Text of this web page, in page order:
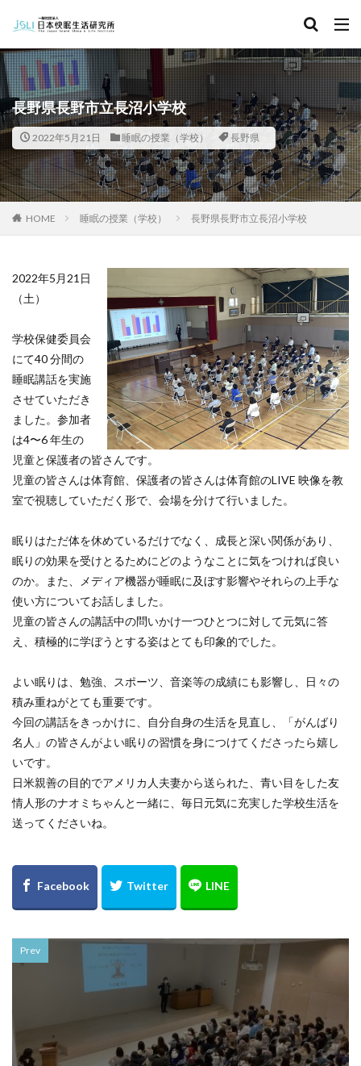
長野県長野市立長沼小学校
2022年5月21日 睡眠の授業（学校） 長野県
HOME 睡眠の授業（学校） 長野県長野市立長沼小学校
2022年5月21日
（土）
学校保健委員会
にて40 分間の
睡眠講話を実施
させていただき
ました。参加者
は4〜6 年生の
児童と保護者の皆さんです。
児童の皆さんは体育館、保護者の皆さんは体育館のLIVE 映像を教
室で視聴していただく形で、会場を分けて行いました。
眠りはただ体を休めているだけでなく、成長と深い関係があり、
眠りの効果を受けとるためにどのようなことに気をつければ良い
のか。また、メディア機器が睡眠に及ぼす影響やそれらの上手な
使い方についてお話しました。
児童の皆さんの講話中の問いかけ一つひとつに対して元気に答
え、積極的に学ぼうとする姿はとても印象的でした。
よい眠りは、勉強、スポーツ、音楽等の成績にも影響し、日々の
積み重ねがとても重要です。
今回の講話をきっかけに、自分自身の生活を見直し、「がんばり
名人」の皆さんがよい眠りの習慣を身につけてくださったら嬉し
いです。
日米親善の目的でアメリカ人夫妻から送られた、青い目をした友
情人形のナオミちゃんと一緒に、毎日元気に充実した学校生活を
送ってくださいね。
Prev
カテゴリー
タグ
北海道 青森県 秋田県 茨城県
埼玉県
千葉県
東京都 富山県 石川県
福井県
長野県
滋賀県 京都府 島根県
山口県